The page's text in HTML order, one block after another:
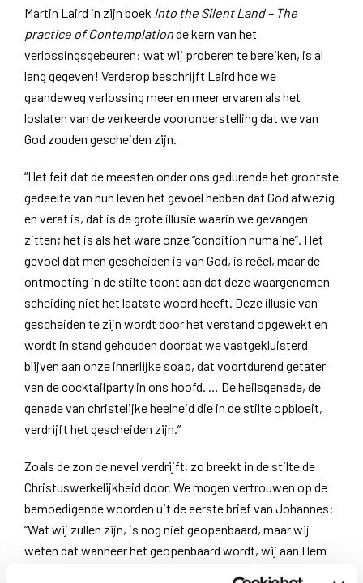
Martin Laird in zijn boek Into the Silent Land – The
practice of Contemplationde kern van het
verlossingsgebeuren: wat wij proberen te bereiken, is al
lang gegeven! Verderop beschrijft Laird hoe we
gaandeweg verlossing meer en meer ervaren als het
loslaten van de verkeerde vooronderstelling dat we van
God zouden gescheiden zijn.
“Het feit dat de meesten onder ons gedurende het grootste
gedeelte van hun leven het gevoel hebben dat God afwezig
en veraf is, dat is de grote illusie waarin we gevangen
zitten; het is als het ware onze “condition humaine”. Het
gevoel dat men gescheiden is van God, is reëel, maar de
ontmoeting in de stilte toont aan dat deze waargenomen
scheiding niet het laatste woord heeft. Deze illusie van
gescheiden te zijn wordt door het verstand opgewekt en
wordt in stand gehouden doordat we vastgekluisterd
blijven aan onze innerlijke soap, dat voortdurend getater
van de cocktailparty in ons hoofd. … De heilsgenade, de
genade van christelijke heelheid die in de stilte opbloeit,
verdrijft het gescheiden zijn.”
Zoals de zon de nevel verdrijft, zo breekt in de stilte de
Christuswerkelijkheid door. We mogen vertrouwen op de
bemoedigende woorden uit de eerste brief van Johannes:
“Wat wij zullen zijn, is nog niet geopenbaard, maar wij
weten dat wanneer het geopenbaard wordt, wij aan Hem